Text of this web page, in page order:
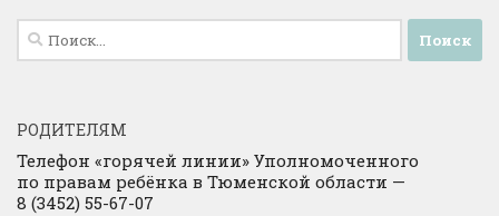
Найти:
РОДИТЕЛЯМ
Телефон «горячей линии» Уполномоченного
по правам ребёнка в Тюменской области —
8 (3452) 55-67-07